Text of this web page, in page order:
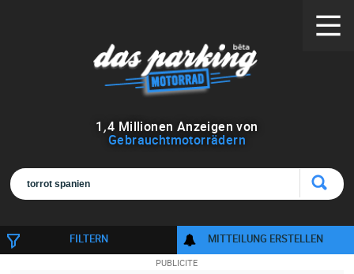
1 ,4 Millionen Anzeigen von
Gebrauchtmotorrädern
FILTERN MITTEILUNG ERSTELLEN